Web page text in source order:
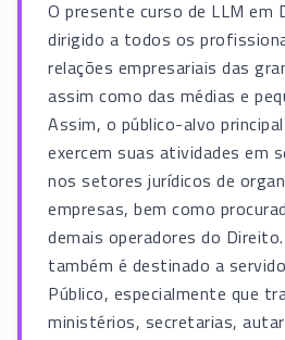
O presente curso de LLM em
dirigido a todos os
relações empresariais das
assim como das médias e
Assim, o público-alvo
exercem suas atividades em
nos setores jurídicos de
empresas, bem como
demais operadores do
também é destinado a
Público, especialmente que
ministérios, secretarias,